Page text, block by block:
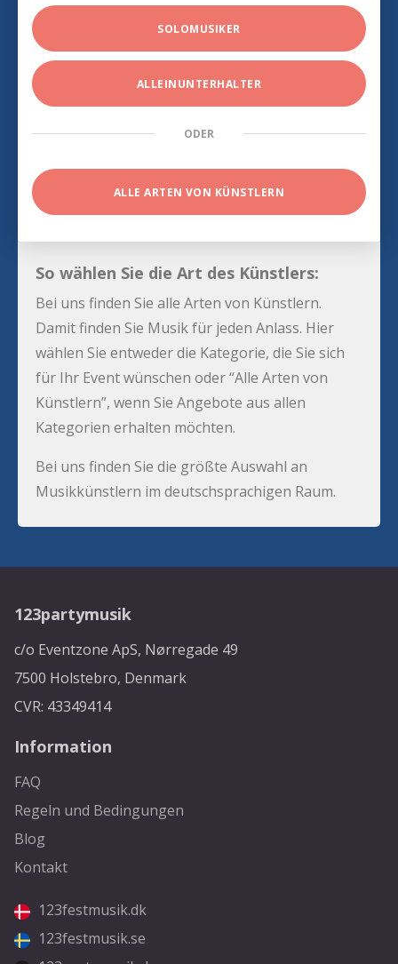
SOLOMUSIKER
ALLEINUNTERHALTER
ODER
ALLE ARTEN VON KÜNSTLERN
So wählen Sie die Art des Künstlers:
Bei uns finden Sie alle Arten von Künstlern.
Damit finden Sie Musik für jeden Anlass. Hier
wählen Sie entweder die Kategorie, die Sie sich
für Ihr Event wünschen oder “Alle Arten von
Künstlern”, wenn Sie Angebote aus allen
Kategorien erhalten möchten.
Bei uns finden Sie die größte Auswahl an
Musikkünstlern im deutschsprachigen Raum.
123partymusik
c/o Eventzone ApS, Nørregade 49
7500 Holstebro, Denmark
CVR: 43349414
Information
FAQ
Regeln und Bedingungen
Blog
Kontakt
123festmusik.dk
123festmusik.se